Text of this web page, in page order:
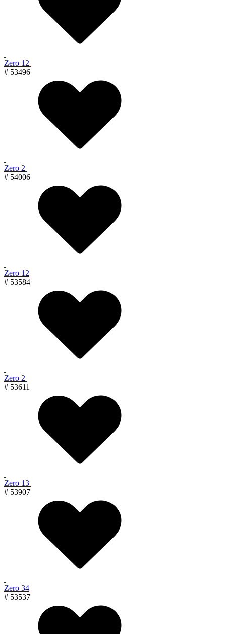
Zero 12
# 53496
Zero 2
# 54006
Zero 12
# 53584
Zero 2
# 53611
Zero 13
# 53907
Zero 34
# 53537